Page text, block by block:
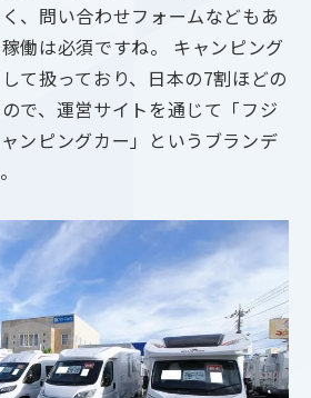
、問い合わせフォームなどもあ
働は必須ですね。 キャンピング
て扱っており、日本の7割ほどの
で、運営サイトを通じて「フジ
ンピングカー」というブランデ